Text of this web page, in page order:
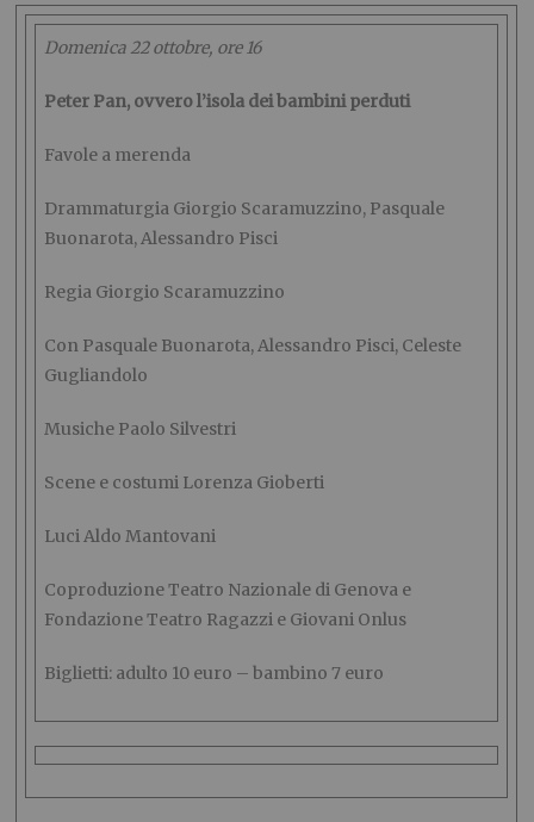
Domenica 22 ottobre, ore 16
Peter Pan, ovvero l’isola dei bambini perduti
Favole a merenda
Drammaturgia Giorgio Scaramuzzino, Pasquale
Buonarota, Alessandro Pisci
Regia Giorgio Scaramuzzino
Con Pasquale Buonarota, Alessandro Pisci, Celeste
Gugliandolo
Musiche Paolo Silvestri
Scene e costumi Lorenza Gioberti
Luci Aldo Mantovani
Coproduzione Teatro Nazionale di Genova e
Fondazione Teatro Ragazzi e Giovani Onlus
Biglietti: adulto 10 euro – bambino 7 euro